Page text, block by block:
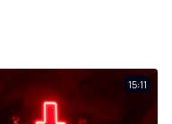
15:11